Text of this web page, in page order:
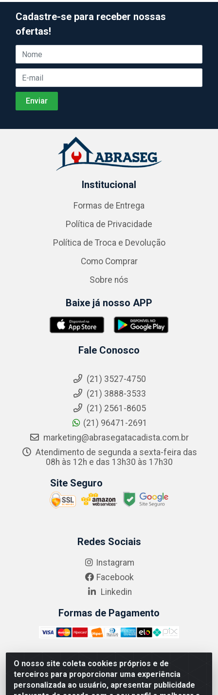
O nosso site coleta cookies próprios e de
terceiros para proporcionar uma experiência
personalizada ao usuário, apresentar publicidade
Cadastre-se para receber nossas
ofertas!
Institucional
Formas de Entrega
Política de Privacidade
Política de Troca e Devolução
Como Comprar
Sobre nós
Baixe já nosso APP
Fale Conosco
(21) 3527-4750
(21) 3888-3533
(21) 2561-8605
(21) 96471-2691
marketing@abrasegatacadista.com.br
Atendimento de segunda a sexta-feira das
08h às 12h e das 13h30 às 17h30
Site Seguro
Redes Sociais
Instagram
Facebook
Linkedin
Formas de Pagamento
ABRASEG COMÉRCIO ATACADISTA LTDA - CNPJ:
10.894.768/0001-00 - Avenida Lobo Júnior, 1045 -
Penha Circular - Rio de Janeiro - RJ - CEP 21020-124